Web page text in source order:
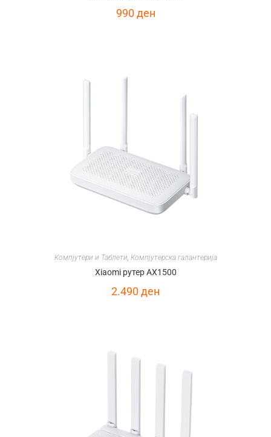
990ден
Компјутери и Таблети, Компјутерска галантерија
Xiaomi рутер AX1500
2.490ден